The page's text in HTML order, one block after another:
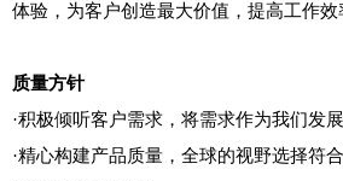
体验，为客户创造最大价值，提高工作效
质量方针
·积极倾听客户需求，将需求作为我们发
·精心构建产品质量，全球的视野选择符